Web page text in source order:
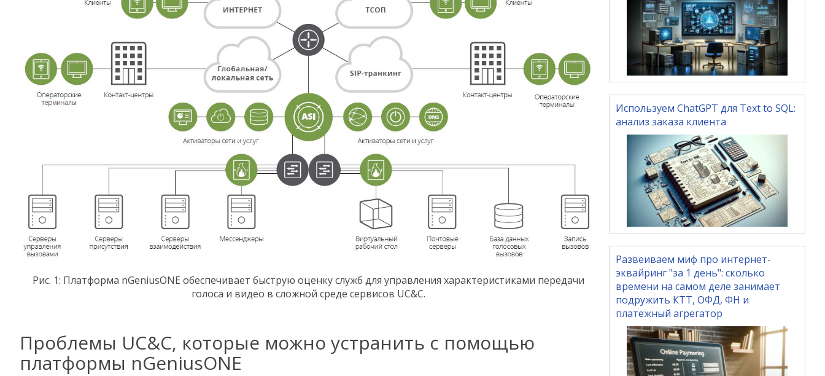
Рис. 1: Платформа nGeniusONE обеспечивает быструю оценку служб для управления характеристиками передачи
голоса и видео в сложной среде сервисов UC&C.
Проблемы UC&C, которые можно устранить с помощью
платформы nGeniusONE
Используем ChatGPT для Text to SQL:
анализ заказа клиента
Развеиваем миф про интернет-
эквайринг "за 1 день": сколько
времени на самом деле занимает
подружить КТТ, ОФД, ФН и
платежный агрегатор